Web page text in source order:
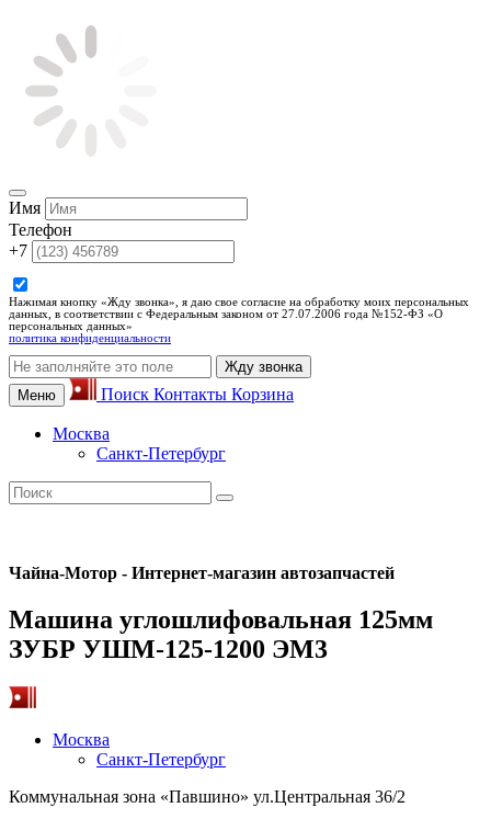
Имя
Телефон
+7
Нажимая кнопку «Жду звонка», я даю свое согласие на обработку моих персональных
данных, в соответствии с Федеральным законом от 27.07.2006 года №152-ФЗ «О
персональных данных»
политика конфиденциальности
Жду звонка
Меню
Поиск Контакты Корзина
Москва
Санкт-Петербург
Чайна-Мотор - Интернет-магазин автозапчастей
Машина углошлифовальная 125мм
ЗУБР УШМ-125-1200 ЭМ3
Москва
Санкт-Петербург
Коммунальная зона «Павшино» ул.Центральная 36/2